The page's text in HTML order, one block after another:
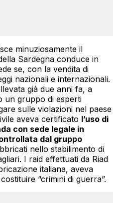
minuziosamente il
Sardegna conduce in
se, con la vendita di
nazionali e internazionali.
già due anni fa, a
un gruppo di esperti
sulle violazioni nel paese
aveva certificato l’uso di
con sede legale in
dal gruppo
nello stabilimento di
I raid effettuati da Riad
italiana, aveva
“crimini di guerra”.